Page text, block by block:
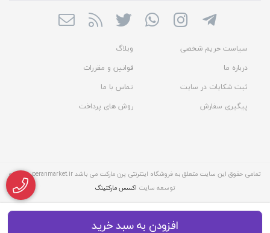
افزودن به سبد خرید
سیاست حریم شخصی
وبلاگ
درباره ما
قوانین و مقررات
ثبت شکایات در سایت
تماس با ما
پیگیری سفارش
روش های پرداخت
تمامی حقوق این سایت متعلق به فروشگاه اینترنتی پرن مارکت می باشد peranmarket.ir طراحی و
توسعه سایت اکسس مارکتینگ